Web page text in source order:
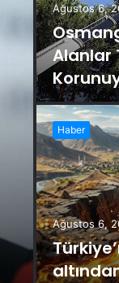
Ağustos 6,
Alanlar
Haber
Ağustos 6,